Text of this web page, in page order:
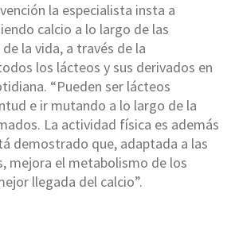
la especialista insta a
calcio a lo largo de las
la vida, a través de la
los lácteos y sus derivados en
“Pueden ser lácteos
e ir mutando a lo largo de la
La actividad física es además
demostrado que, adaptada a las
mejora el metabolismo de los
llegada del calcio”.